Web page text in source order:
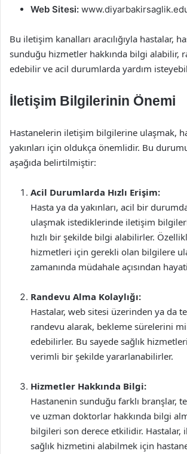
Web Sitesi:
Bu iletişim kanalları aracılığıyla hastalar,
sunduğu hizmetler hakkında bilgi alabilir,
edebilir ve acil durumlarda yardım
İletişim Bilgilerinin Önemi
Hastanelerin iletişim bilgilerine ulaşmak,
yakınları için oldukça önemlidir. Bu
aşağıda belirtilmiştir:
Acil Durumlarda Hızlı Erişim:
Hasta ya da yakınları, acil bir
ulaşmak istediklerinde iletişim
hızlı bir şekilde bilgi alabilirler.
hizmetleri için gerekli olan bilgilere
zamanında müdahale açısından
Randevu Alma Kolaylığı:
Hastalar, web sitesi üzerinden ya da
randevu alarak, bekleme sürelerini
edebilirler. Bu sayede sağlık
verimli bir şekilde yararlanabilirler.
Hizmetler Hakkında Bilgi:
Hastanenin sunduğu farklı branşlar,
ve uzman doktorlar hakkında bilgi
bilgileri son derece etkilidir. Hastalar,
sağlık hizmetini alabilmek için